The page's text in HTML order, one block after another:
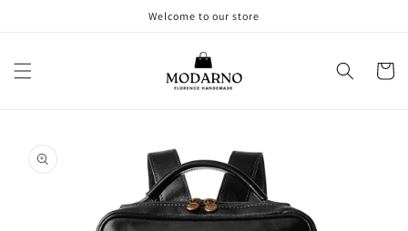
Welcome to our store
Carrello
informazioni
sul prodotto